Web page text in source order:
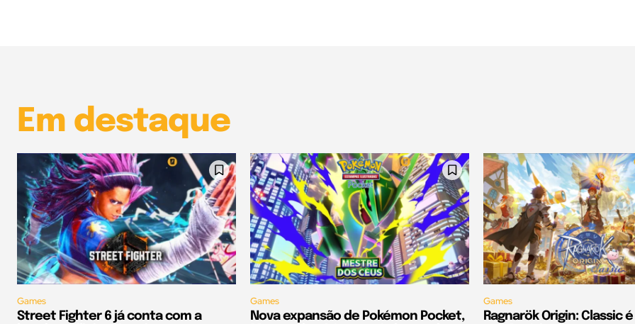
Em destaque
Games
Street Fighter 6 já conta com a
Games
Nova expansão de Pokémon Pocket,
Games
Ragnarök Origin: Classic